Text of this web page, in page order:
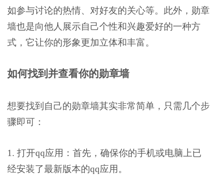
如参与讨论的热情、对好友的关心等。此外，勋章
墙也是向他人展示自己个性和兴趣爱好的一种方
式，它让你的形象更加立体和丰富。
如何找到并查看你的勋章墙
想要找到自己的勋章墙其实非常简单，只需几个步
骤即可：
1. 打开qq应用：首先，确保你的手机或电脑上已
经安装了最新版本的qq应用。